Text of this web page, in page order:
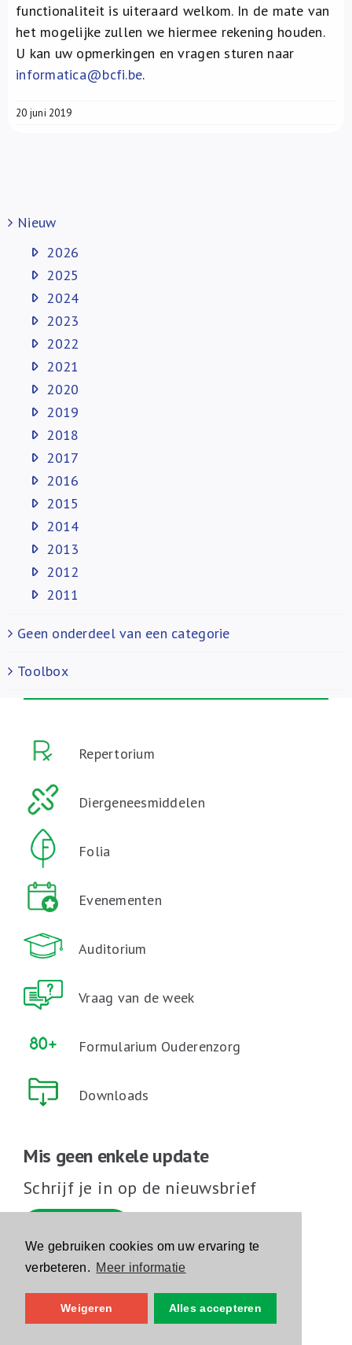
We gebruiken cookies om uw ervaring te
verbeteren. Meer informatie
Weigeren Alles accepteren
functionaliteit is uiteraard welkom. In de mate van
het mogelijke zullen we hiermee rekening houden.
U kan uw opmerkingen en vragen sturen naar
informatica@bcfi.be.
20 juni 2019
Nieuw
2026
2025
2024
2023
2022
2021
2020
2019
2018
2017
2016
2015
2014
2013
2012
2011
Geen onderdeel van een categorie
Toolbox
Repertorium
Diergeneesmiddelen
Folia
Evenementen
Auditorium
Vraag van de week
Formularium Ouderenzorg
Downloads
Mis geen enkele update
Schrijf je in op de nieuwsbrief
Volg ons op sociale media